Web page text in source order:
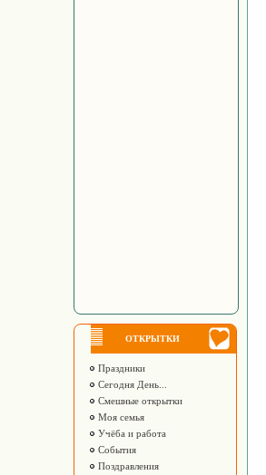
ОТКРЫТКИ
Праздники
Сегодня День...
Смешные открытки
Моя семья
Учёба и работа
События
Поздравления